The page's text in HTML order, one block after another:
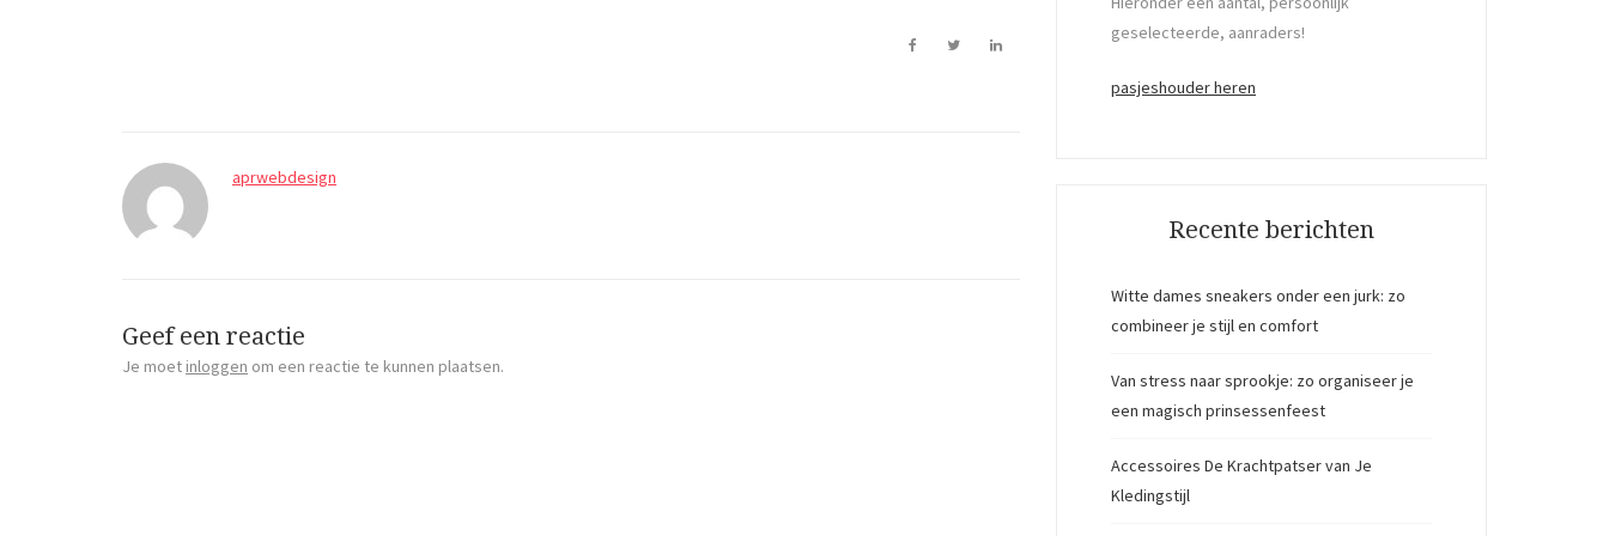
aprwebdesign
Geef een reactie
Je moet inloggen om een reactie te kunnen plaatsen.
geselecteerde, aanraders!
pasjeshouder heren
Recente berichten
Witte dames sneakers onder een jurk: zo
combineer je stijl en comfort
Van stress naar sprookje: zo organiseer je
een magisch prinsessenfeest
Accessoires De Krachtpatser van Je
Kledingstijl